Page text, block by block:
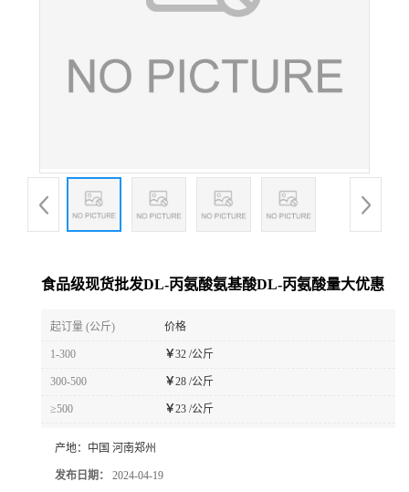
食品级现货批发DL-丙氨酸氨基酸DL-丙氨酸量大优惠
起订量 (公斤) 价格
1-300 ￥32 /公斤
300-500 ￥28 /公斤
≥500 ￥23 /公斤
产地： 中国 河南郑州
发布日期： 2024-04-19